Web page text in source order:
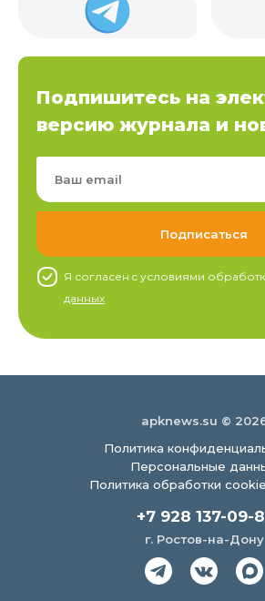
Подпишитесь на
версию журнала и
Я согласен c условиями
данных
apknews.su ©
Политика
Персональные
Политика обработки
+7 928 137-09-
г. Ростов-на-Дону